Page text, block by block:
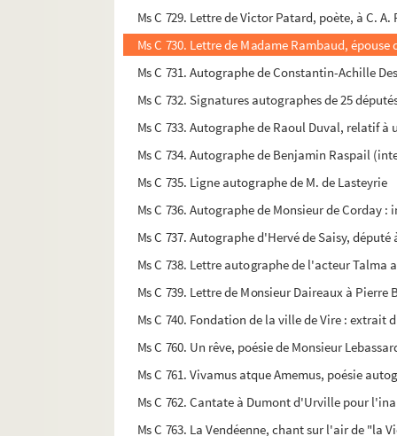
Ms C 729. Lettre de Victor Patard, poète, à C.
Ms C 730. Lettre de Madame Rambaud,
Ms C 731. Autographe de Constantin-Achille
Ms C 732. Signatures autographes de 25
Ms C 733. Autographe de Raoul Duval, relatif
Ms C 734. Autographe de Benjamin Raspail
Ms C 735. Ligne autographe de M. de Lasteyrie
Ms C 736. Autographe de Monsieur de
Ms C 737. Autographe d'Hervé de Saisy,
Ms C 738. Lettre autographe de l'acteur
Ms C 739. Lettre de Monsieur Daireaux à
Ms C 740. Fondation de la ville de Vire :
Ms C 760. Un rêve, poésie de Monsieur
Ms C 761. Vivamus atque Amemus, poésie
Ms C 762. Cantate à Dumont d'Urville pour
Ms C 763. La Vendéenne, chant sur l'air de "la